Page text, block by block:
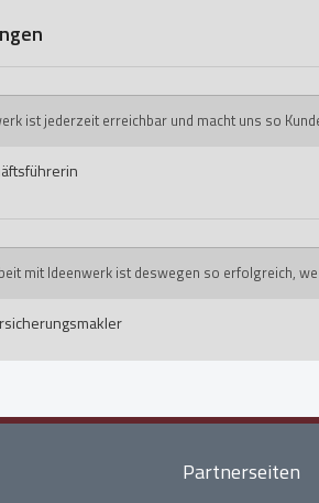
ist jederzeit erreichbar und macht uns so
mit Ideenwerk ist deswegen so erfolgreich,
Partnerseiten